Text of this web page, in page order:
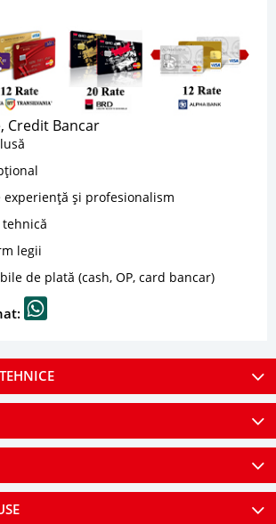
Credit Bancar
experiență și profesionalism
legii
de plată (cash, OP, card bancar)